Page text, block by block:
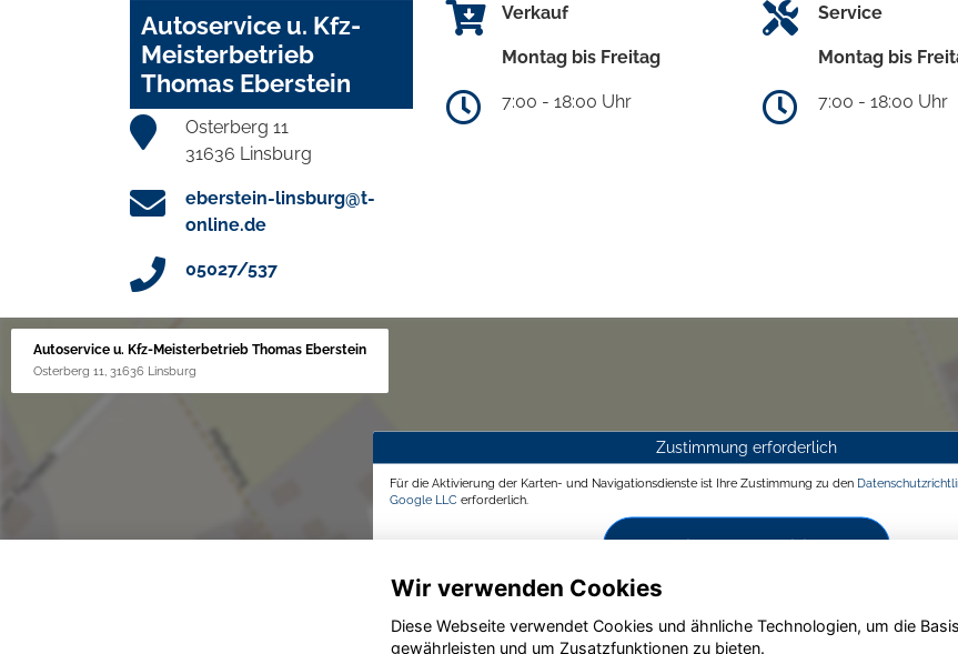
Autoservice u. Kfz-
Meisterbetrieb
Thomas Eberstein
Osterberg 11
31636 Linsburg
eberstein-linsburg@t-
online.de
05027/537
Verkauf
Montag bis Freitag
7:00 - 18:00 Uhr
Service
Montag bis
7:00 - 18:00 Uhr
Autoservice u. Kfz-Meisterbetrieb Thomas Eberstein
Osterberg 11, 31636 Linsburg
Zustimmung erforderlich
Für die Aktivierung der Karten- und Navigationsdienste ist Ihre Zustimmung zu den
Google LLC erforderlich.
Zustimmen und aktivieren
Wir verwenden Cookies
Diese Webseite verwendet Cookies und ähnliche Technologien, um die
gewährleisten und um Zusatzfunktionen zu bieten.